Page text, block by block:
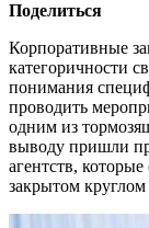
Поделиться
Корпоративные
категоричности
понимания
проводить
одним из
выводу пришли
агентств,
закрытом